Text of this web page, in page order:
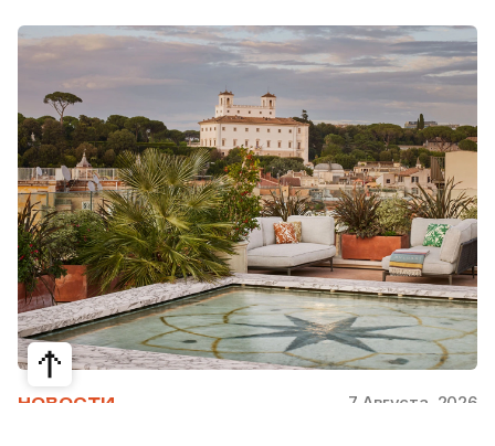
НОВОСТИ 7 Августа, 2026